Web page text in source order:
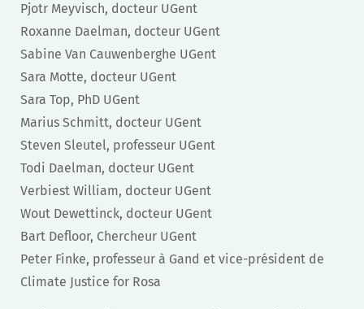
Pjotr Meyvisch, docteur UGent
Roxanne Daelman, docteur UGent
Sabine Van Cauwenberghe UGent
Sara Motte, docteur UGent
Sara Top, PhD UGent
Marius Schmitt, docteur UGent
Steven Sleutel, professeur UGent
Todi Daelman, docteur UGent
Verbiest William, docteur UGent
Wout Dewettinck, docteur UGent
Bart Defloor, Chercheur UGent
Peter Finke, professeur à Gand et vice-président de
Climate Justice for Rosa